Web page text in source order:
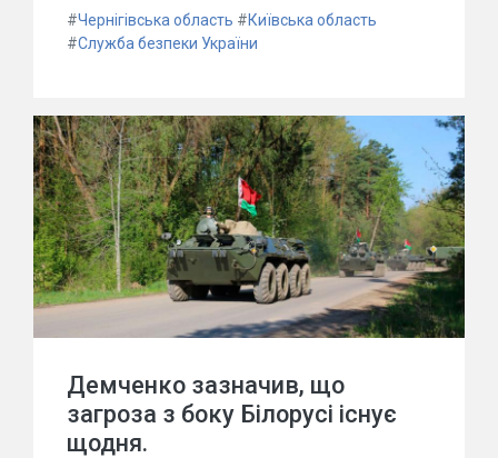
#Чернігівська область #Київська область
#Служба безпеки України
Демченко зазначив, що
загроза з боку Білорусі існує
щодня.